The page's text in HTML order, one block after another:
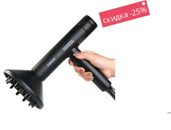
скидка -25%